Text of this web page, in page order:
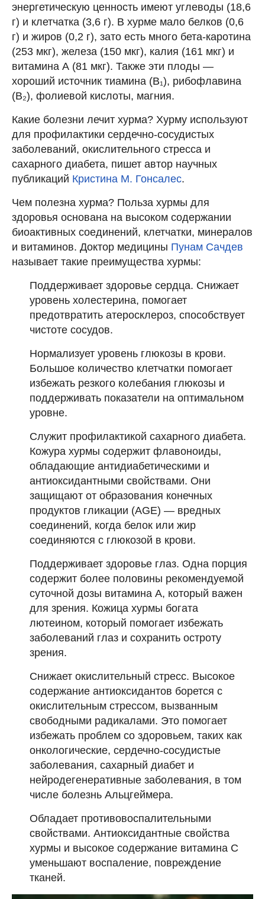
энергетическую ценность имеют углеводы (18,6
г) и клетчатка (3,6 г). В хурме мало белков (0,6
г) и жиров (0,2 г), зато есть много бета-каротина
(253 мкг), железа (150 мкг), калия (161 мкг) и
витамина А (81 мкг). Также эти плоды —
хороший источник тиамина (В₁), рибофлавина
(В₂), фолиевой кислоты, магния.
Какие болезни лечит хурма? Хурму используют
для профилактики сердечно-сосудистых
заболеваний, окислительного стресса и
сахарного диабета, пишет автор научных
публикаций Кристина М. Гонсалес.
Чем полезна хурма? Польза хурмы для
здоровья основана на высоком содержании
биоактивных соединений, клетчатки, минералов
и витаминов. Доктор медицины Пунам Сачдев
называет такие преимущества хурмы:
Поддерживает здоровье сердца. Снижает
уровень холестерина, помогает
предотвратить атеросклероз, способствует
чистоте сосудов.
Нормализует уровень глюкозы в крови.
Большое количество клетчатки помогает
избежать резкого колебания глюкозы и
поддерживать показатели на оптимальном
уровне.
Служит профилактикой сахарного диабета.
Кожура хурмы содержит флавоноиды,
обладающие антидиабетическими и
антиоксидантными свойствами. Они
защищают от образования конечных
продуктов гликации (AGE) — вредных
соединений, когда белок или жир
соединяются с глюкозой в крови.
Поддерживает здоровье глаз. Одна порция
содержит более половины рекомендуемой
суточной дозы витамина А, который важен
для зрения. Кожица хурмы богата
лютеином, который помогает избежать
заболеваний глаз и сохранить остроту
зрения.
Снижает окислительный стресс. Высокое
содержание антиоксидантов борется с
окислительным стрессом, вызванным
свободными радикалами. Это помогает
избежать проблем со здоровьем, таких как
онкологические, сердечно-сосудистые
заболевания, сахарный диабет и
нейродегенеративные заболевания, в том
числе болезнь Альцгеймера.
Обладает противовоспалительными
свойствами. Антиоксидантные свойства
хурмы и высокое содержание витамина С
уменьшают воспаление, повреждение
тканей.